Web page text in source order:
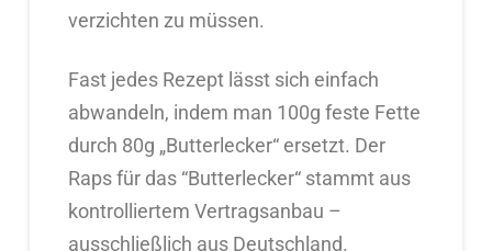
verzichten zu müssen.
Fast jedes Rezept lässt sich einfach
abwandeln, indem man 100g feste Fette
durch 80g „Butterlecker“ ersetzt. Der
Raps für das “Butterlecker“ stammt aus
kontrolliertem Vertragsanbau –
ausschließlich aus Deutschland.